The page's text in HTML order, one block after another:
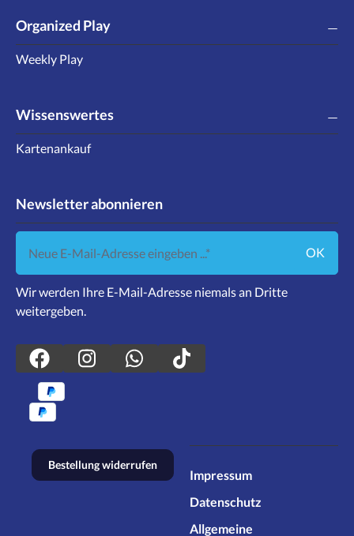
Organized Play
Weekly Play
Wissenswertes
Kartenankauf
Newsletter abonnieren
Neue E-Mail-Adresse eingeben ...
OK
Wir werden Ihre E-Mail-Adresse niemals an Dritte
weitergeben.
Bestellung widerrufen
Impressum
Datenschutz
Allgemeine